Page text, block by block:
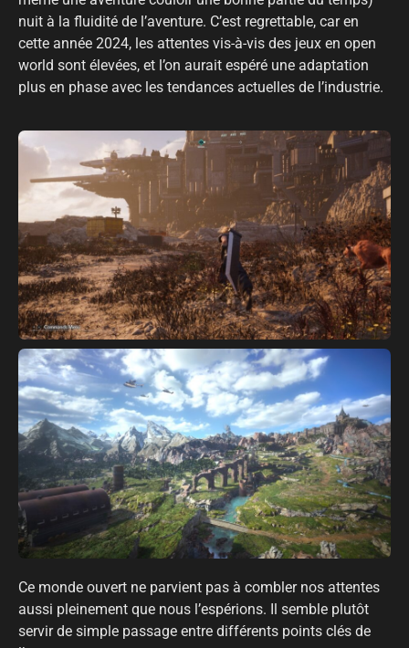
nuit à la fluidité de l’aventure. C’est regrettable, car en
cette année 2024, les attentes vis-à-vis des jeux en open
world sont élevées, et l’on aurait espéré une adaptation
plus en phase avec les tendances actuelles de l’industrie.
Ce monde ouvert ne parvient pas à combler nos attentes
aussi pleinement que nous l’espérions. Il semble plutôt
servir de simple passage entre différents points clés de